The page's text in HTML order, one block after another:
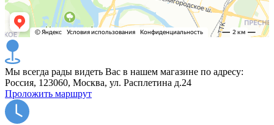
Мы всегда рады видеть Вас в нашем магазине по адресу:
Россия, 123060, Москва, ул. Расплетина д.24
Проложить маршрут